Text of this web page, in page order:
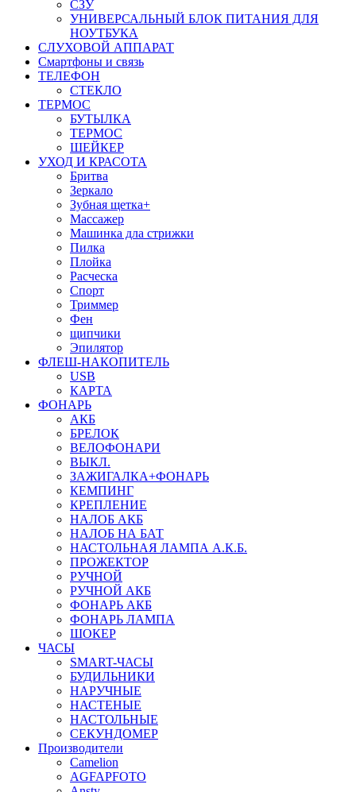
СЗУ
УНИВЕРСАЛЬНЫЙ БЛОК ПИТАНИЯ ДЛЯ
НОУТБУКА
СЛУХОВОЙ АППАРАТ
Смартфоны и связь
ТЕЛЕФОН
СТЕКЛО
ТЕРМОС
БУТЫЛКА
ТЕРМОС
ШЕЙКЕР
УХОД И КРАСОТА
Бритва
Зеркало
Зубная щетка+
Массажер
Машинка дла стрижки
Пилка
Плойка
Расческа
Спорт
Триммер
Фен
щипчики
Эпилятор
ФЛЕШ-НАКОПИТЕЛЬ
USB
КАРТА
ФОНАРЬ
АКБ
БРЕЛОК
ВЕЛОФОНАРИ
ВЫКЛ.
ЗАЖИГАЛКА+ФОНАРЬ
КЕМПИНГ
КРЕПЛЕНИЕ
НАЛОБ АКБ
НАЛОБ НА БАТ
НАСТОЛЬНАЯ ЛАМПА А.К.Б.
ПРОЖЕКТОР
РУЧНОЙ
РУЧНОЙ АКБ
ФОНАРЬ АКБ
ФОНАРЬ ЛАМПА
ШОКЕР
ЧАСЫ
SMART-ЧАСЫ
БУДИЛЬНИКИ
НАРУЧНЫЕ
НАСТЕНЫЕ
НАСТОЛЬНЫЕ
СЕКУНДОМЕР
Производители
Camelion
AGFAPFOTO